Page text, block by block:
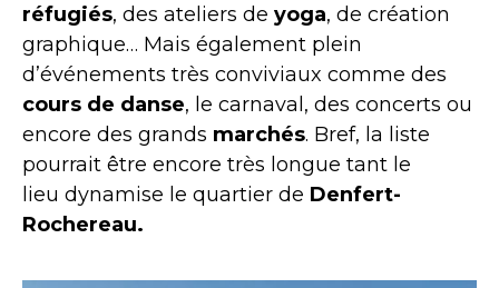
réfugiés, des ateliers de yoga, de création
graphique… Mais également plein
d’événements très conviviaux comme des
cours de danse, le carnaval, des concerts ou
encore des grands marchés. Bref, la liste
pourrait être encore très longue tant le
lieu dynamise le quartier de Denfert-
Rochereau.